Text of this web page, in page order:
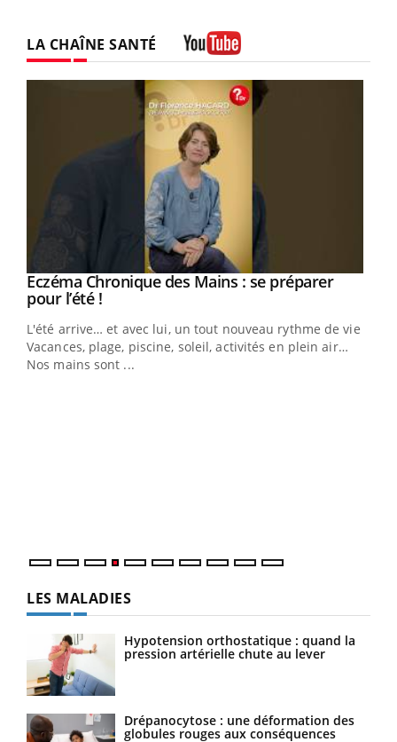
LA CHAÎNE SANTÉ
Youtube
Eczéma Chronique des Mains : se préparer
pour l’été !Youtube
L'été arrive… et avec lui, un tout nouveau rythme de vie !
Vacances, plage, piscine, soleil, activités en plein air…
Nos mains sont ...
LES MALADIES
Hypotension orthostatique : quand la
pression artérielle chute au lever
Drépanocytose : une déformation des
globules rouges aux conséquences